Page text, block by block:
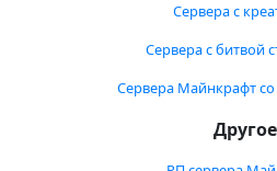
Сервера с
Сервера с битвой
Сервера Майнкрафт со
Другое